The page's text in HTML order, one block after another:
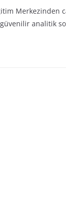
Merkezinden
analitik